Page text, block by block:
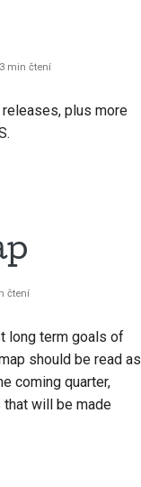
pull
kódu
3 min čtení
plus more
čtení
long term goals of
should be read as
coming quarter,
that will be made